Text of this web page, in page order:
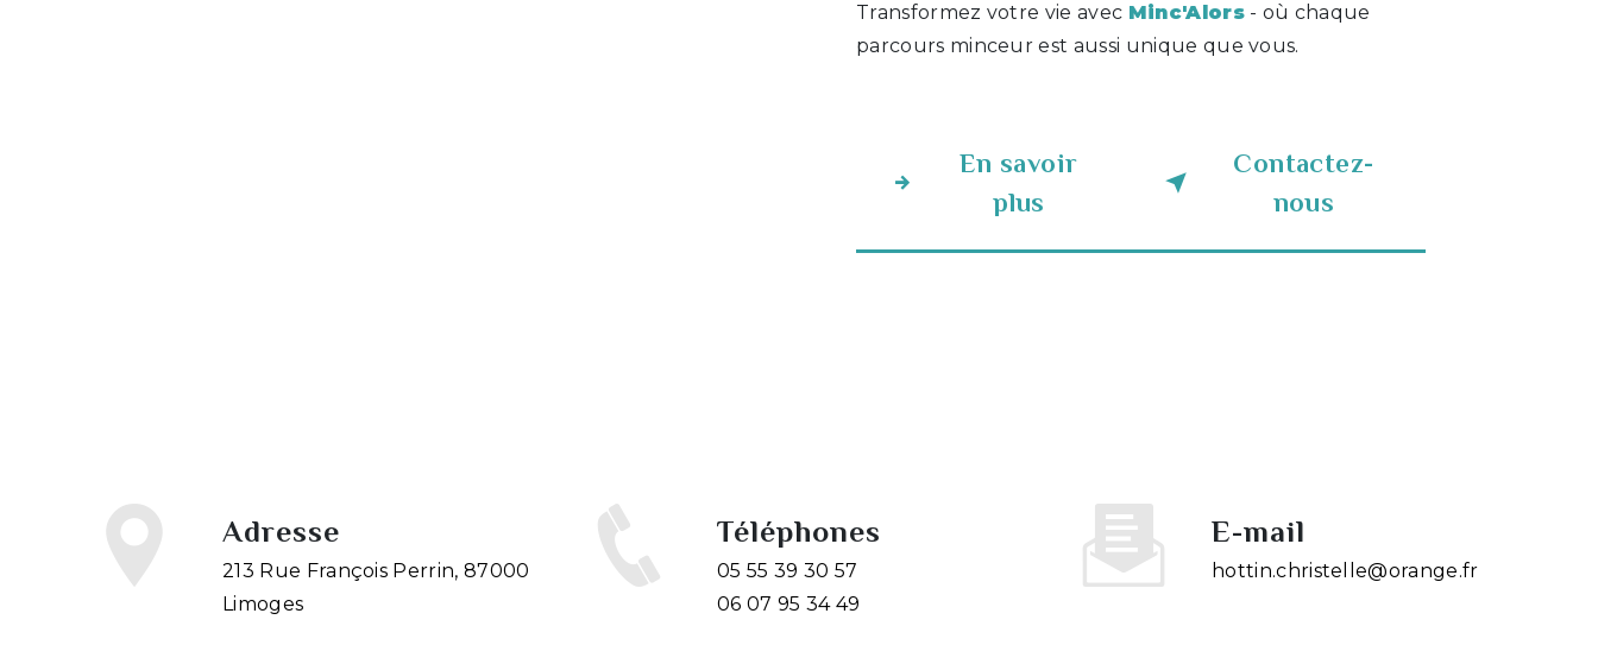
Transformez votre vie avec Minc'Alors- où chaque
parcours minceur est aussi unique que vous.
En savoir
plus
Contactez-
nous
Adresse
213 Rue François Perrin, 87000
Limoges
Téléphones
05 55 39 30 57
06 07 95 34 49
E-mail
hottin.christelle@orange.fr